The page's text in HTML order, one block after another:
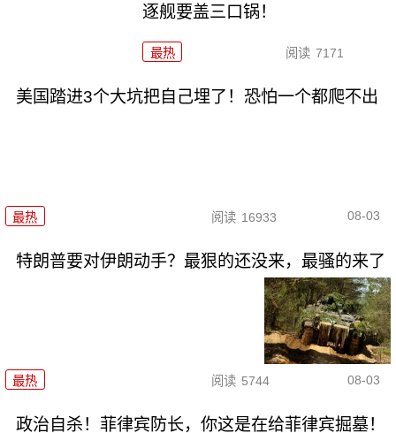
逐舰要盖三口锅！
最热 阅读 7171
美国踏进3个大坑把自己埋了！恐怕一个都爬不出
最热 阅读 16933 08-03
特朗普要对伊朗动手？最狠的还没来，最骚的来了
最热 阅读 5744 08-03
政治自杀！菲律宾防长，你这是在给菲律宾掘墓！